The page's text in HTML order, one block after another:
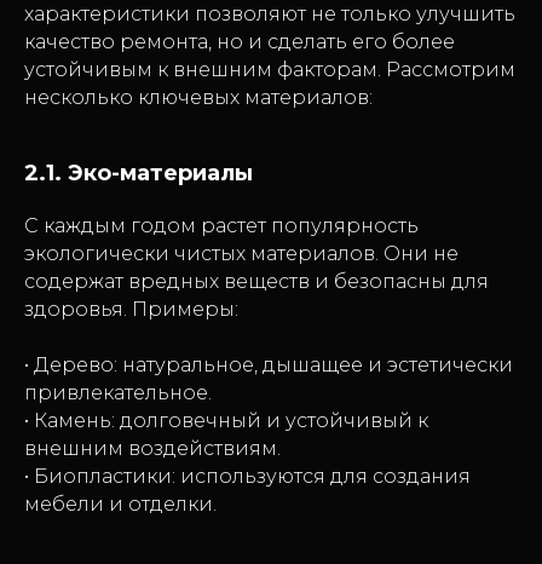
характеристики позволяют не только улучшить
качество ремонта, но и сделать его более
устойчивым к внешним факторам. Рассмотрим
несколько ключевых материалов:
2.1. Эко-материалы
С каждым годом растет популярность
экологически чистых материалов. Они не
содержат вредных веществ и безопасны для
здоровья. Примеры:
• Дерево: натуральное, дышащее и эстетически
привлекательное.
• Камень: долговечный и устойчивый к
внешним воздействиям.
• Биопластики: используются для создания
мебели и отделки.